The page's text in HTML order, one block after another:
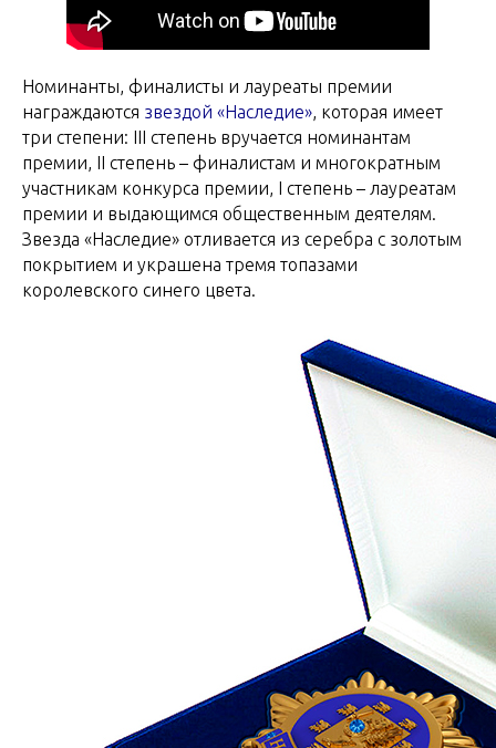
Номинанты, финалисты и лауреаты премии
награждаются звездой «Наследие», которая имеет
три степени: III степень вручается номинантам
премии, II степень – финалистам и многократным
участникам конкурса премии, I степень – лауреатам
премии и выдающимся общественным деятелям.
Звезда «Наследие» отливается из серебра с золотым
покрытием и украшена тремя топазами
королевского синего цвета.